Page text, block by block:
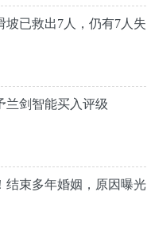
坡已救出7人，仍有7人失
兰剑智能买入评级
结束多年婚姻，原因曝光